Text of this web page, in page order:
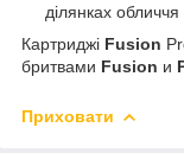
ділянках
Картриджі Fusion
бритвами Fusion и
Приховати